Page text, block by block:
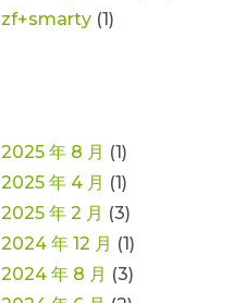
zf+smarty (1)
2025 年 8 月 (1)
2025 年 4 月 (1)
2025 年 2 月 (3)
2024 年 12 月 (1)
2024 年 8 月 (3)